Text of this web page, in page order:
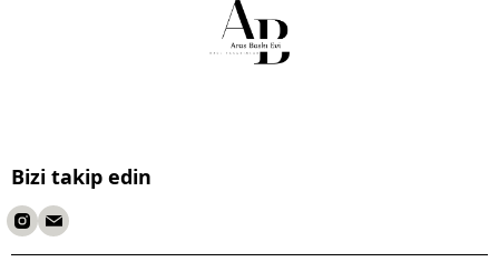
Bizi takip edin